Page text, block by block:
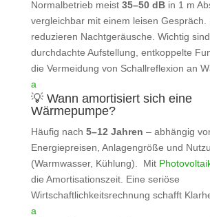
Normalbetrieb meist 35–50 dBin 1 m
vergleichbar mit einem leisen Gespräch.
reduzieren Nachtgeräusche. Wichtig
durchdachte Aufstellung, entkoppelte
die Vermeidung von Schallreflexion an
a
💡 Wann amortisiert sich eine
Wärmepumpe?
Häufig nach 5–12 Jahren – abhängig
Energiepreisen, Anlagengröße und
(Warmwasser, Kühlung). Mit
die Amortisationszeit. Eine seriöse
Wirtschaftlichkeitsrechnung schafft
a